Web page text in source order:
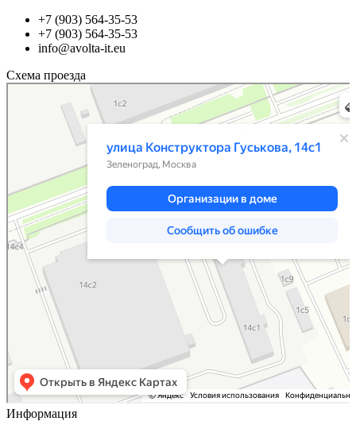
+7 (903) 564-35-53
+7 (903) 564-35-53
info@avolta-it.eu
Схема проезда
Улица Конструктора Гуськова, 14с1 — Яндекс Карты
Информация